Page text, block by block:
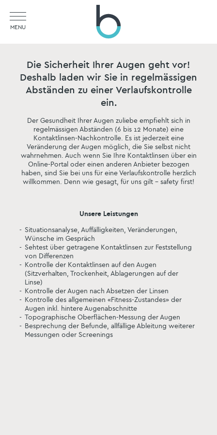
MENU
Die Sicherheit Ihrer Augen geht vor!
Deshalb laden wir Sie in regelmässigen
Abständen zu einer Verlaufskontrolle
ein.
Der Gesundheit Ihrer Augen zuliebe empfiehlt sich in
regelmässigen Abständen (6 bis 12 Monate) eine
Kontaktlinsen-Nachkontrolle. Es ist jederzeit eine
Veränderung der Augen möglich, die Sie selbst nicht
wahrnehmen. Auch wenn Sie Ihre Kontaktlinsen über ein
Online-Portal oder einen anderen Anbieter bezogen
haben, sind Sie bei uns für eine Verlaufskontrolle herzlich
willkommen. Denn wie gesagt, für uns gilt – safety first!
Unsere Leistungen
Situationsanalyse, Auffälligkeiten, Veränderungen,
Wünsche im Gespräch
Sehtest über getragene Kontaktlinsen zur Feststellung
von Differenzen
Kontrolle der Kontaktlinsen auf den Augen
(Sitzverhalten, Trockenheit, Ablagerungen auf der
Linse)
Kontrolle der Augen nach Absetzen der Linsen
Kontrolle des allgemeinen «Fitness-Zustandes» der
Augen inkl. hintere Augenabschnitte
Topographische Oberflächen-Messung der Augen
Besprechung der Befunde, allfällige Ableitung weiterer
Messungen oder Screenings